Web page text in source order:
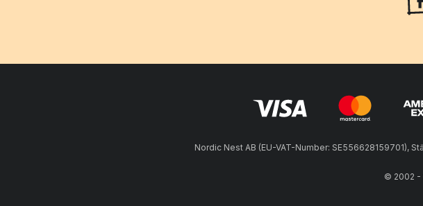
Nordic Nest AB (EU-VAT-Number: SE556628159701),
© 2002 -